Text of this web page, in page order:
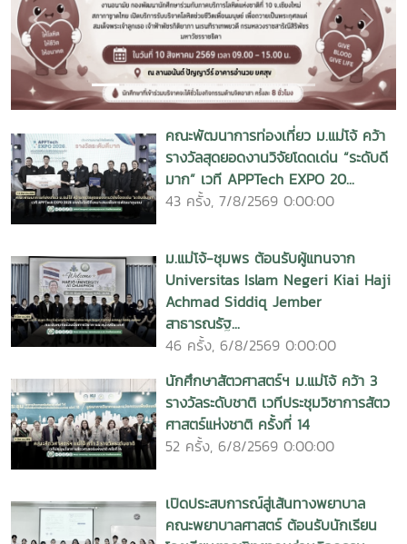
Previous Next
คณะพัฒนาการท่องเที่ยว ม.แม่โจ้ คว้า
รางวัลสุดยอดงานวิจัยโดดเด่น “ระดับดี
มาก” เวที APPTech EXPO 20...
43 ครั้ง, 7/8/2569 0:00:00
ม.แม่โจ้-ชุมพร ต้อนรับผู้แทนจาก
Universitas Islam Negeri Kiai Haji
Achmad Siddiq Jember
สาธารณรัฐ...
46 ครั้ง, 6/8/2569 0:00:00
นักศึกษาสัตวศาสตร์ฯ ม.แม่โจ้ คว้า 3
รางวัลระดับชาติ เวทีประชุมวิชาการสัตว
ศาสตร์แห่งชาติ ครั้งที่ 14
52 ครั้ง, 6/8/2569 0:00:00
เปิดประสบการณ์สู่เส้นทางพยาบาล
คณะพยาบาลศาสตร์ ต้อนรับนักเรียน